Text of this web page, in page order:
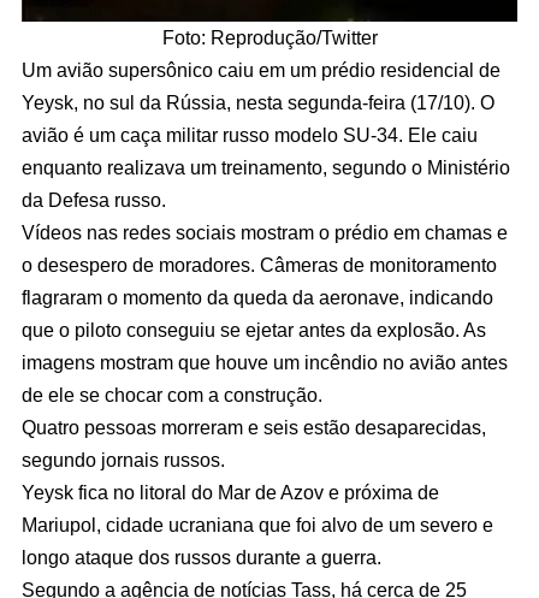
Foto: Reprodução/Twitter
Um avião supersônico caiu em um prédio residencial de
Yeysk, no sul da Rússia, nesta segunda-feira (17/10). O
avião é um caça militar russo modelo SU-34. Ele caiu
enquanto realizava um treinamento, segundo o Ministério
da Defesa russo.
Vídeos nas redes sociais mostram o prédio em chamas e
o desespero de moradores. Câmeras de monitoramento
flagraram o momento da queda da aeronave, indicando
que o piloto conseguiu se ejetar antes da explosão. As
imagens mostram que houve um incêndio no avião antes
de ele se chocar com a construção.
Quatro pessoas morreram e seis estão desaparecidas,
segundo jornais russos.
Yeysk fica no litoral do Mar de Azov e próxima de
Mariupol, cidade ucraniana que foi alvo de um severo e
longo ataque dos russos durante a guerra.
Segundo a agência de notícias Tass, há cerca de 25